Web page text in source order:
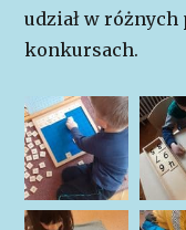
udział w
konkursach.